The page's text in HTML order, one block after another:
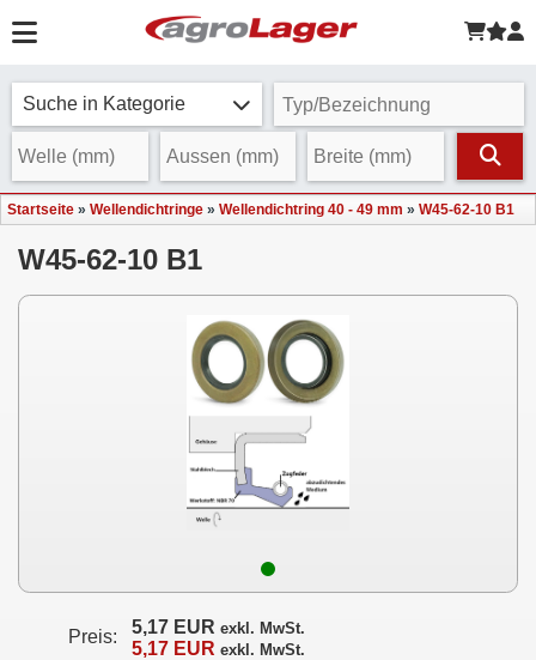
Suche in Kategorie
Startseite » Wellendichtringe » Wellendichtring 40 - 49 mm » W45-62-10 B1
W45-62-10 B1
Preis: 5,17 EUR exkl. MwSt.
5,17 EUR exkl. MwSt.